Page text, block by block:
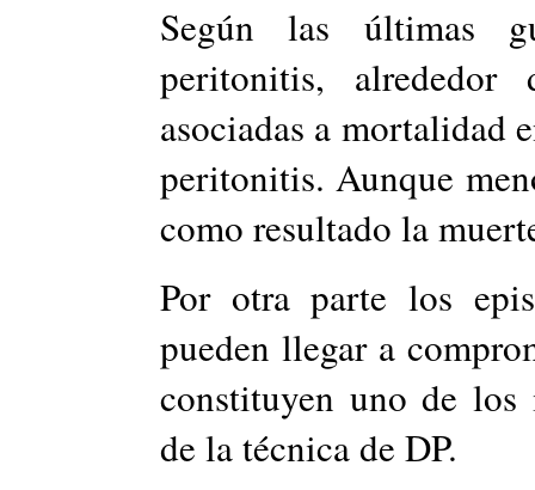
Según las últimas
peritonitis,
asociadas a mortalidad
peritonitis. Aunque
como resultado la
Por otra parte los
pueden llegar a
constituyen uno de
de la técnica de DP.